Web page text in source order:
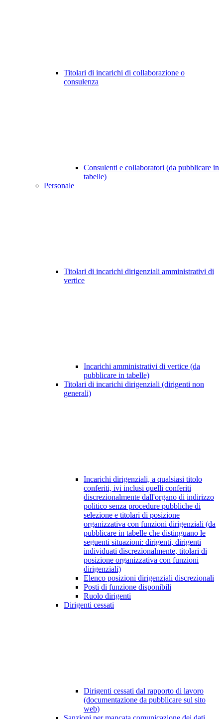
Titolari di incarichi di collaborazione o
consulenza
Consulenti e collaboratori (da pubblicare in
tabelle)
Personale
Titolari di incarichi dirigenziali amministrativi di
vertice
Incarichi amministrativi di vertice (da
pubblicare in tabelle)
Titolari di incarichi dirigenziali (dirigenti non
generali)
Incarichi dirigenziali, a qualsiasi titolo
conferiti, ivi inclusi quelli conferiti
discrezionalmente dall'organo di indirizzo
politico senza procedure pubbliche di
selezione e titolari di posizione
organizzativa con funzioni dirigenziali (da
pubblicare in tabelle che distinguano le
seguenti situazioni: dirigenti, dirigenti
individuati discrezionalmente, titolari di
posizione organizzativa con funzioni
dirigenziali)
Elenco posizioni dirigenziali discrezionali
Posti di funzione disponibili
Ruolo dirigenti
Dirigenti cessati
Dirigenti cessati dal rapporto di lavoro
(documentazione da pubblicare sul sito
web)